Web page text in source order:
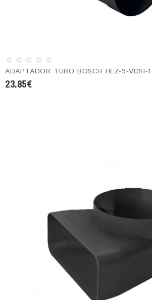
ADAPTADOR TUBO BOSCH HEZ-9-VDSI-1
23.85€